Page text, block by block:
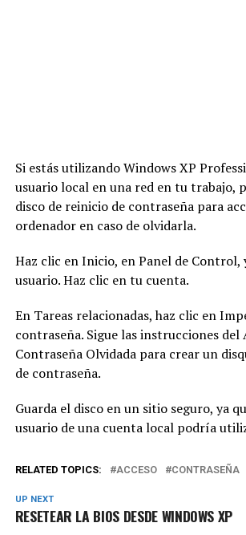
Si estás utilizando Windows XP
usuario local en una red en tu trabajo,
disco de reinicio de contraseña para
ordenador en caso de olvidarla.
Haz clic en Inicio, en Panel de Control,
usuario. Haz clic en tu cuenta.
En Tareas relacionadas, haz clic en
contraseña. Sigue las instrucciones del
Contraseña Olvidada para crear un
de contraseña.
Guarda el disco en un sitio seguro, ya
usuario de una cuenta local podría
RELATED TOPICS: ACCESO CONTRASEÑA
UP NEXT
RESETEAR LA BIOS DESDE WINDOWS XP